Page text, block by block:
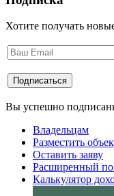
Хотите получать
Вы успешно
Владельцам
Разместить
Оставить заяву
Расширенный
Калькулятор